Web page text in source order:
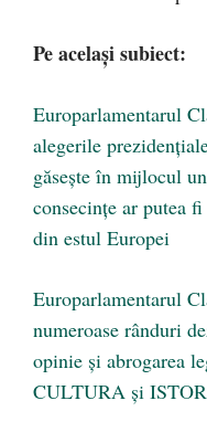
Pe același subiect:
Europarlamentarul
alegerile
găsește în mijlocul
consecințe ar putea
din estul Europei
Europarlamentarul
numeroase rânduri
opinie și abrogarea
CULTURA și